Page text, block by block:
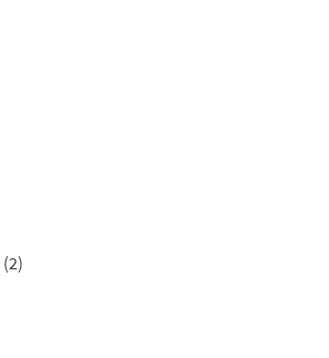
(2)